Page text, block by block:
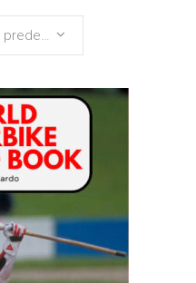
Ordinamento predefinito